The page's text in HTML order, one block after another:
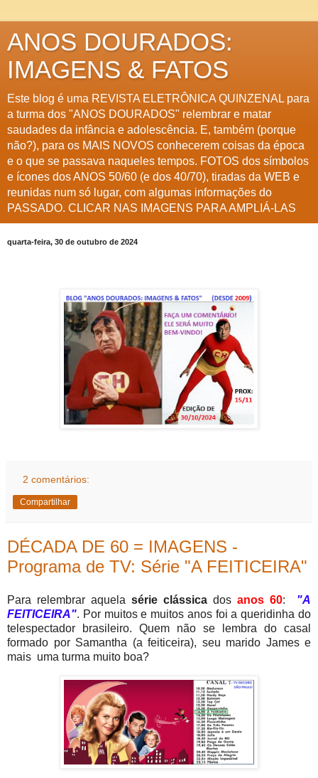
ANOS DOURADOS:
IMAGENS & FATOS
Este blog é uma REVISTA ELETRÔNICA QUINZENAL para
a turma dos "ANOS DOURADOS" relembrar e matar
saudades da infância e adolescência. E, também (porque
não?), para os MAIS NOVOS conhecerem coisas da época
e o que se passava naqueles tempos. FOTOS dos símbolos
e ícones dos ANOS 50/60 (e dos 40/70), tiradas da WEB e
reunidas num só lugar, com algumas informações do
PASSADO. CLICAR NAS IMAGENS PARA AMPLIÁ-LAS
quarta-feira, 30 de outubro de 2024
2 comentários:
Compartilhar
DÉCADA DE 60 = IMAGENS -
Programa de TV: Série "A FEITICEIRA"
Para relembrar aquela série clássica dos anos 60: "A
FEITICEIRA". Por muitos e muitos anos foi a queridinha do
telespectador brasileiro. Quem não se lembra do casal
formado por Samantha (a feiticeira), seu marido James e
mais uma turma muito boa?